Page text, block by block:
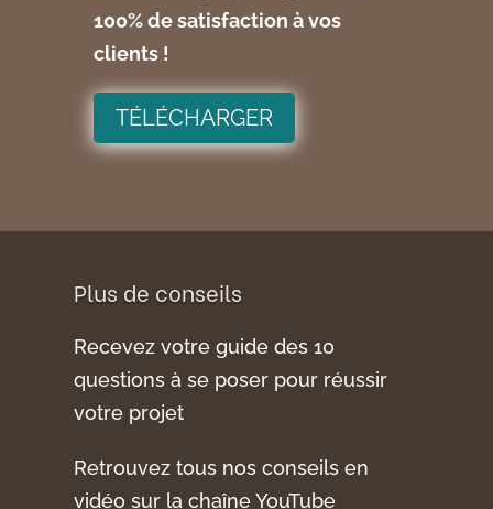
100% de satisfaction à vos
clients !
TÉLÉCHARGER
Plus de conseils
Recevez votre guide des 10
questions à se poser pour réussir
votre projet
Retrouvez tous nos conseils en
vidéo sur la chaîne YouTube